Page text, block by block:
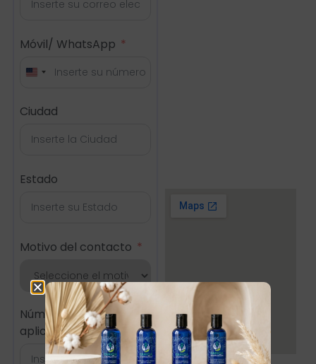
Móvil/ WhatsApp
United States +1
Ciudad
Estado
Motivo del contacto
Número del Pedido (Si
aplica)